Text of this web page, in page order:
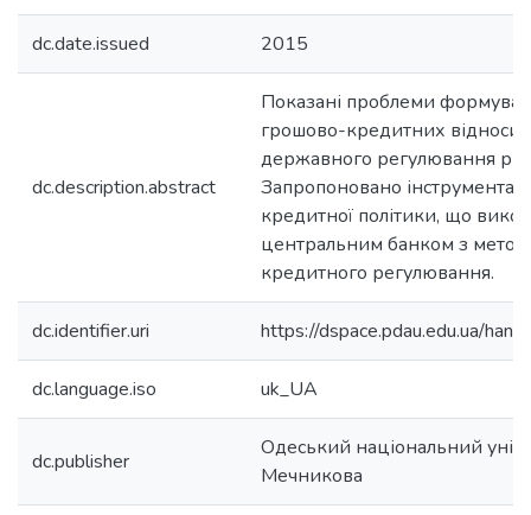
dc.date.issued 2015
dc.description.abstract
Показані проблеми
грошово-кредитних відносин
державного регулювання
Запропоновано
кредитної політики, що
центральним банком з
кредитного регулювання.
dc.identifier.uri https://dspace.pdau.edu.ua/
dc.language.iso uk_UA
dc.publisher
Одеський національний
Мечникова